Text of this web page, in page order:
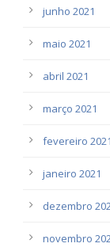
junho 2021
maio 2021
abril 2021
março 2021
fevereiro 2021
janeiro 2021
dezembro
novembro